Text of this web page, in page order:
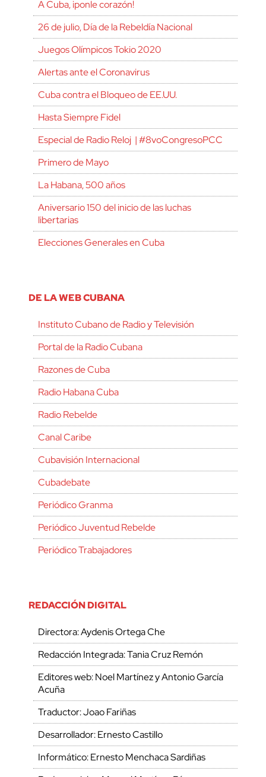
A Cuba, ¡ponle corazón!
26 de julio, Día de la Rebeldía Nacional
Juegos Olímpicos Tokio 2020
Alertas ante el Coronavirus
Cuba contra el Bloqueo de EE.UU.
Hasta Siempre Fidel
Especial de Radio Reloj | #8voCongresoPCC
Primero de Mayo
La Habana, 500 años
Aniversario 150 del inicio de las luchas
libertarias
Elecciones Generales en Cuba
DE LA WEB CUBANA
Instituto Cubano de Radio y Televisión
Portal de la Radio Cubana
Razones de Cuba
Radio Habana Cuba
Radio Rebelde
Canal Caribe
Cubavisión Internacional
Cubadebate
Periódico Granma
Periódico Juventud Rebelde
Periódico Trabajadores
REDACCIÓN DIGITAL
Directora: Aydenis Ortega Che
Redacción Integrada: Tania Cruz Remón
Editores web: Noel Martínez y Antonio García
Acuña
Traductor: Joao Fariñas
Desarrollador: Ernesto Castillo
Informático: Ernesto Menchaca Sardiñas